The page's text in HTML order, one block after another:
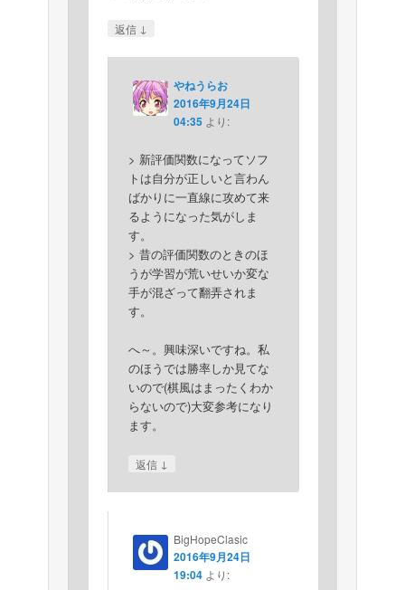
返信 ↓
やねうらお
2016年9月24日
04:35 より:
> 新評価関数になってソフ
トは自分が正しいと言わん
ばかりに一直線に攻めて来
るようになった気がしま
す。
> 昔の評価関数のときのほ
うが学習が荒いせいか変な
手が混ざって翻弄されま
す。
へ～。興味深いですね。私
のほうでは勝率しか見てな
いので(棋風はまったくわか
らないので)大変参考になり
ます。
返信 ↓
BigHopeClasic
2016年9月24日
19:04 より: